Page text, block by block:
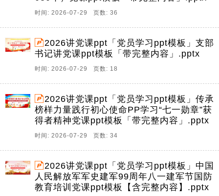
时间: 2026-07-29 页数: 36
2026讲党课ppt「党员学习ppt模板」支部
书记讲党课ppt模板「带完整内容」.pptx
时间: 2026-07-29 页数: 18
2026讲党课ppt「党员学习ppt模板」传承
榜样力量践行初心使命PP学习“七一勋章”获
得者精神党课ppt模板「带完整内容」.pptx
时间: 2026-07-29 页数: 34
2026讲党课ppt「党员学习ppt模板」中国
人民解放军军史建军99周年八一建军节国防
教育培训党课ppt模板【含完整内容】.pptx